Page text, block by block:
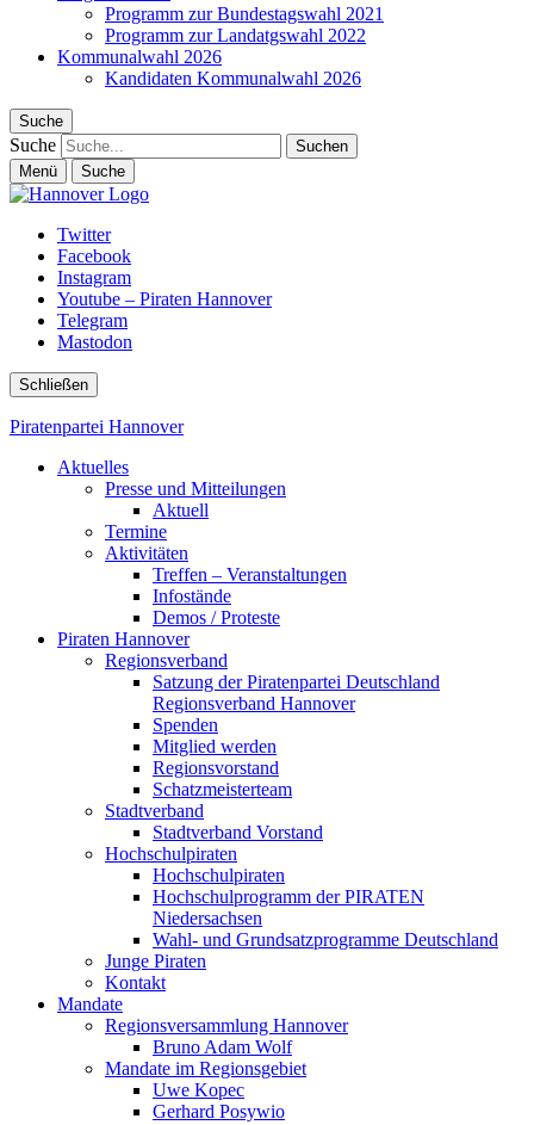
Programm zur Bundestagswahl 2021
Programm zur Landatgswahl 2022
Kommunalwahl 2026
Kandidaten Kommunalwahl 2026
Suche
Suche
Menü Suche
Twitter
Facebook
Instagram
Youtube – Piraten Hannover
Telegram
Mastodon
Schließen
Piratenpartei Hannover
Aktuelles
Presse und Mitteilungen
Aktuell
Termine
Aktivitäten
Treffen – Veranstaltungen
Infostände
Demos / Proteste
Piraten Hannover
Regionsverband
Satzung der Piratenpartei Deutschland
Regionsverband Hannover
Spenden
Mitglied werden
Regionsvorstand
Schatzmeisterteam
Stadtverband
Stadtverband Vorstand
Hochschulpiraten
Hochschulpiraten
Hochschulprogramm der PIRATEN
Niedersachsen
Wahl- und Grundsatzprogramme Deutschland
Junge Piraten
Kontakt
Mandate
Regionsversammlung Hannover
Bruno Adam Wolf
Mandate im Regionsgebiet
Uwe Kopec
Gerhard Posywio